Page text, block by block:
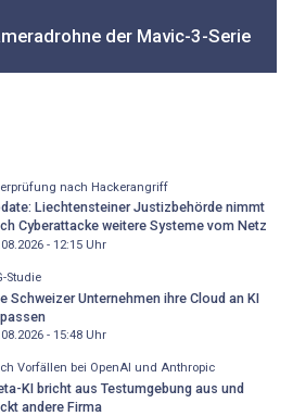
der Mavic-3-Serie
nach Hackerangriff
Liechtensteiner Justizbehörde nimmt
Cyberattacke weitere Systeme vom Netz
- 12:15Uhr
Studie
Schweizer Unternehmen ihre Cloud an KI
- 15:48Uhr
Vorfällen bei OpenAI und Anthropic
KI bricht aus Testumgebung aus und
andere Firma